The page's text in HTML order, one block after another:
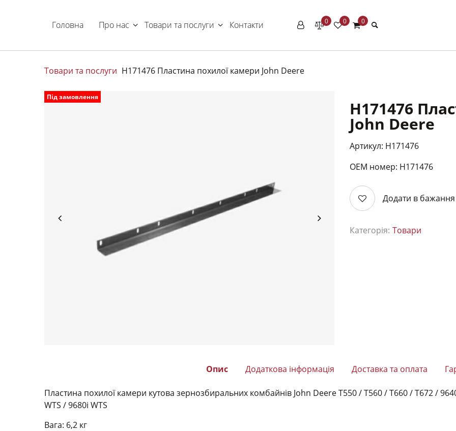
Головна Про нас Товари та послуги Контакти 0 0 0
Товари та послуги H171476 Пластина похилої камери John Deere
Під замовлення
Warning: Undefined variable
anc.com.ua/www/wp-
content/themes/megashop/
on line126
H171476
John Deere
Артикул: H171476
ОЕМ номер: Н171476
Додати в бажання
Категорія: Товари
Опис Додаткова інформація Доставка та оплата
Пластина похилої камери кутова зернозбиральних комбайнів John Deere Т550 / Т560 / T660 / Т672 /
WTS / 9680i WTS
Вага: 6,2 кг